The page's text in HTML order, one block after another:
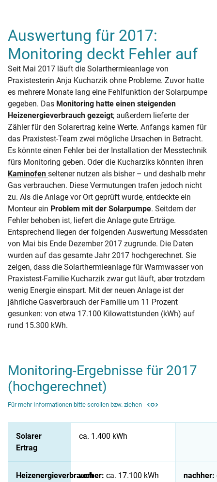
Auswertung für 2017:
Monitoring deckt Fehler auf
Seit Mai 2017 läuft die Solarthermieanlage von
Praxistesterin Anja Kucharzik ohne Probleme. Zuvor hatte
es mehrere Monate lang eine Fehlfunktion der Solarpumpe
gegeben. Das Monitoring hatte einen steigenden
Heizenergieverbrauch gezeigt; außerdem lieferte der
Zähler für den Solarertrag keine Werte. Anfangs kamen für
das Praxistest-Team zwei mögliche Ursachen in Betracht.
Es könnte einen Fehler bei der Installation der Messtechnik
fürs Monitoring geben. Oder die Kucharziks könnten ihren
Kaminofen seltener nutzen als bisher – und deshalb mehr
Gas verbrauchen. Diese Vermutungen trafen jedoch nicht
zu. Als die Anlage vor Ort geprüft wurde, entdeckte ein
Monteur ein Problem mit der Solarpumpe. Seitdem der
Fehler behoben ist, liefert die Anlage gute Erträge.
Entsprechend liegen der folgenden Auswertung Messdaten
von Mai bis Ende Dezember 2017 zugrunde. Die Daten
wurden auf das gesamte Jahr 2017 hochgerechnet. Sie
zeigen, dass die Solarthermieanlage für Warmwasser von
Praxistest-Familie Kucharzik zwar gut läuft, aber trotzdem
wenig Energie einspart. Mit der neuen Anlage ist der
jährliche Gasverbrauch der Familie um 11 Prozent
gesunken: von etwa 17.100 Kilowattstunden (kWh) auf
rund 15.300 kWh.
Monitoring-Ergebnisse für 2017
(hochgerechnet)
Für mehr Informationen bitte scrollen bzw. ziehen
Solarer
Ertrag
ca. 1.400 kWh
Heizenergieverbrauch
vorher: ca. 17.100 kWh nachher: